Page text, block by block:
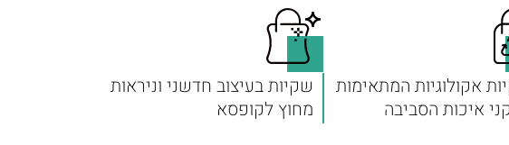
אקולוגיות המתאימות
איכות הסביבה
שקיות בעיצוב חדשני וניראות
מחוץ לקופסא